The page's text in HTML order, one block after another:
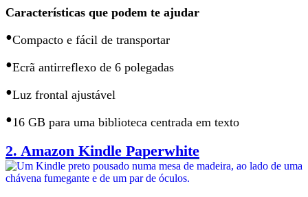
Características que podem te ajudar
•Compacto e fácil de transportar
•Ecrã antirreflexo de 6 polegadas
•Luz frontal ajustável
•16 GB para uma biblioteca centrada em texto
2. Amazon Kindle Paperwhite